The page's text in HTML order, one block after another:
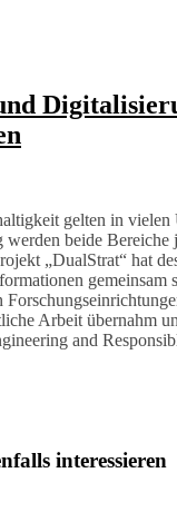
gelten in vielen
beide Bereiche
„DualStrat“ hat
gemeinsam
Arbeit übernahm
and
interessieren